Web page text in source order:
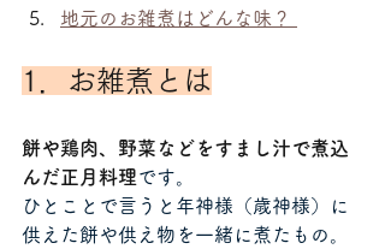
地元のお雑煮はどんな味？
1．お雑煮とは
餅や鶏肉、野菜などをすまし汁で煮込
んだ正月料理です。
ひとことで言うと年神様（歳神様）に
供えた餅や供え物を一緒に煮たもの。